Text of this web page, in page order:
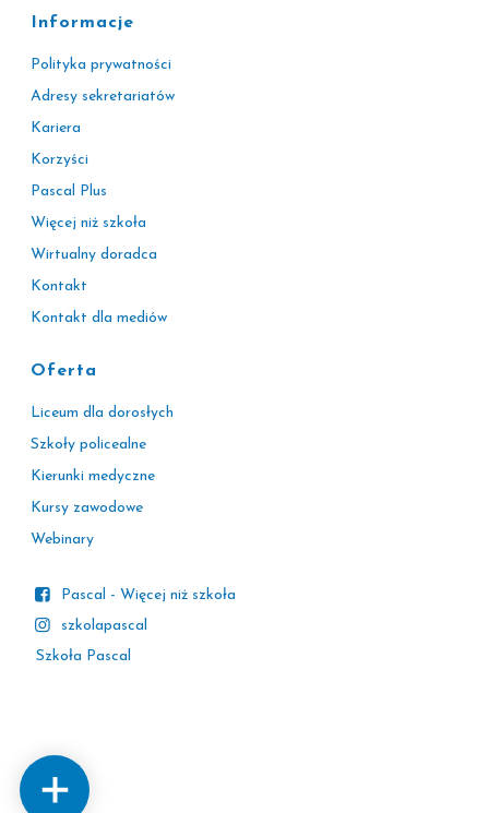
Informacje
Polityka prywatności
Adresy sekretariatów
Kariera
Korzyści
Pascal Plus
Więcej niż szkoła
Wirtualny doradca
Kontakt
Kontakt dla mediów
Oferta
Liceum dla dorosłych
Szkoły policealne
Kierunki medyczne
Kursy zawodowe
Webinary
Pascal - Więcej niż szkoła
szkolapascal
Szkoła Pascal